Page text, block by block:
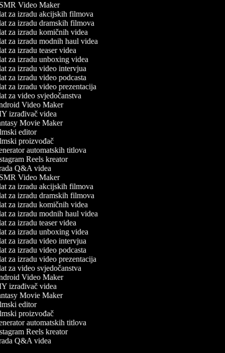
Video Maker
za izradu akcijskih filmova
za izradu dramskih filmova
za izradu komičnih videa
za izradu modnih haul videa
za izradu teaser videa
za izradu unboxing videa
za izradu video intervjua
za izradu video podcasta
za izradu video prezentacija
za video svjedočanstva
Video Maker
izrađivač videa
Movie Maker
editor
proizvođač
automatskih titlova
Reels kreator
Q&A videa
Video Maker
za izradu akcijskih filmova
za izradu dramskih filmova
za izradu komičnih videa
za izradu modnih haul videa
za izradu teaser videa
za izradu unboxing videa
za izradu video intervjua
za izradu video podcasta
za izradu video prezentacija
za video svjedočanstva
Video Maker
izrađivač videa
Movie Maker
editor
proizvođač
automatskih titlova
Reels kreator
Q&A videa